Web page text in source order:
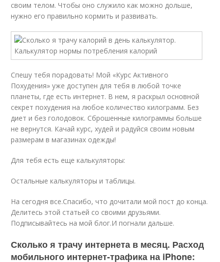
своим телом. Чтобы оно служило как можно дольше,
нужно его правильно кормить и развивать.
Спешу тебя порадовать! Мой «Курс Активного
Похудения» уже доступен для тебя в любой точке
планеты, где есть интернет. В нем, я раскрыл основной
секрет похудения на любое количество килограмм. Без
диет и без голодовок. Сброшенные килограммы больше
не вернутся. Качай курс, худей и радуйся своим новым
размерам в магазинах одежды!
Для тебя есть еще калькуляторы:
Остальные калькуляторы и таблицы.
На сегодня все.Спасибо, что дочитали мой пост до конца.
Делитесь этой статьей со своими друзьями.
Подписывайтесь на мой блог.И погнали дальше.
Сколько я трачу интернета в месяц. Расход
мобильного интернет-трафика на iPhone: